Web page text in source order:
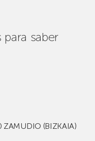
saber
ZAMUDIO (BIZKAIA)